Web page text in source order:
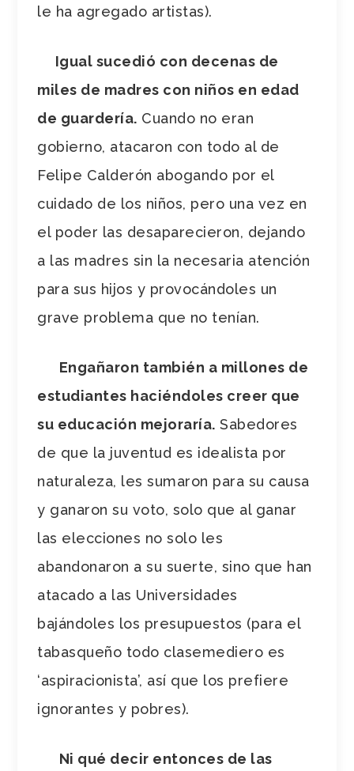
le ha agregado artistas).
Igual sucedió con decenas de
miles de madres con niños en edad
de guardería. Cuando no eran
gobierno, atacaron con todo al de
Felipe Calderón abogando por el
cuidado de los niños, pero una vez en
el poder las desaparecieron, dejando
a las madres sin la necesaria atención
para sus hijos y provocándoles un
grave problema que no tenían.
Engañaron también a millones de
estudiantes haciéndoles creer que
su educación mejoraría. Sabedores
de que la juventud es idealista por
naturaleza, les sumaron para su causa
y ganaron su voto, solo que al ganar
las elecciones no solo les
abandonaron a su suerte, sino que han
atacado a las Universidades
bajándoles los presupuestos (para el
tabasqueño todo clasemediero es
‘aspiracionista’, así que los prefiere
ignorantes y pobres).
Ni qué decir entonces de las